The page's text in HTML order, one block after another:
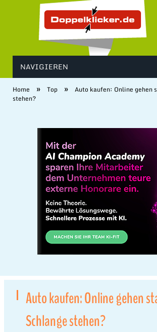
NAVIGIEREN
Home » Top »
Auto kaufen: Online gehen
stehen?
Auto kaufen: Online gehen
Schlange stehen?